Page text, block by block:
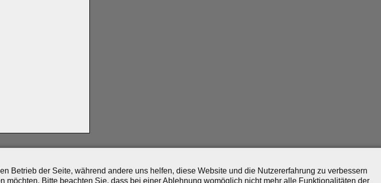
Betrieb der Seite, während andere uns helfen, diese Website und die Nutzererfahrung zu verbessern
Bitte beachten Sie, dass bei einer Ablehnung womöglich nicht mehr alle Funktionalitäten der